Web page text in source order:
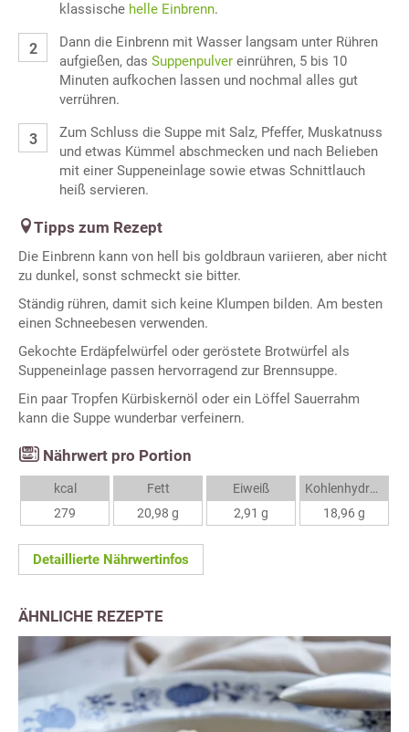
klassische helle Einbrenn.
Dann die Einbrenn mit Wasser langsam unter Rühren
aufgießen, das Suppenpulver einrühren, 5 bis 10
Minuten aufkochen lassen und nochmal alles gut
verrühren.
Zum Schluss die Suppe mit Salz, Pfeffer, Muskatnuss
und etwas Kümmel abschmecken und nach Belieben
mit einer Suppeneinlage sowie etwas Schnittlauch
heiß servieren.
Tipps zum Rezept
Die Einbrenn kann von hell bis goldbraun variieren, aber nicht
zu dunkel, sonst schmeckt sie bitter.
Ständig rühren, damit sich keine Klumpen bilden. Am besten
einen Schneebesen verwenden.
Gekochte Erdäpfelwürfel oder geröstete Brotwürfel als
Suppeneinlage passen hervorragend zur Brennsuppe.
Ein paar Tropfen Kürbiskernöl oder ein Löffel Sauerrahm
kann die Suppe wunderbar verfeinern.
Nährwert pro Portion
kcal
279
Fett
20,98 g
Eiweiß
2,91 g
Kohlenhydrate
18,96 g
Detaillierte Nährwertinfos
ÄHNLICHE REZEPTE